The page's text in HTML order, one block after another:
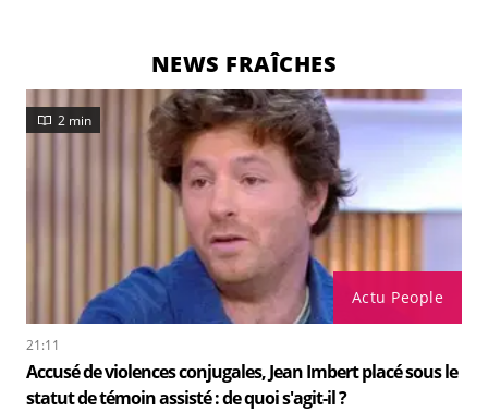
NEWS FRAÎCHES
Actu People
2 min
21:11
Accusé de violences conjugales, Jean Imbert placé sous le
statut de témoin assisté : de quoi s'agit-il ?